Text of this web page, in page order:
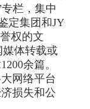
栏，集中
定集团和JY
权的文
媒体转载或
余篇。
网络平台
损失和公